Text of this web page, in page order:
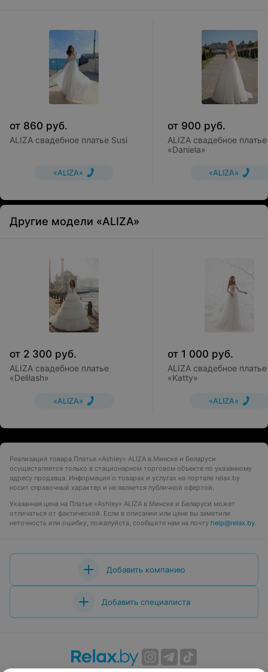
от 860 руб.
ALIZA свадебное платье Susi
«ALIZA»
от 900 руб.
ALIZA свадебное платье
«Daniela»
«ALIZA»
Другие модели «ALIZA»
от 2 300 руб.
ALIZA свадебное платье
«Delilash»
«ALIZA»
от 1 000 руб.
ALIZA свадебное платье
«Katty»
«ALIZA»
Реализация товара Платье «Ashley» ALIZA в Минске и Беларуси
осуществляется только в стационарном торговом объекте по указанному
адресу продавца. Информация о товарах и услугах на портале relax.by
носит справочный характер и не является публичной офертой.
Указанная цена на Платье «Ashley» ALIZA в Минске и Беларуси может
отличаться от фактической. Если в описании или цене вы заметили
неточность или ошибку, пожалуйста, сообщите нам на почту help@relax.by.
Добавить компанию
Добавить специалиста